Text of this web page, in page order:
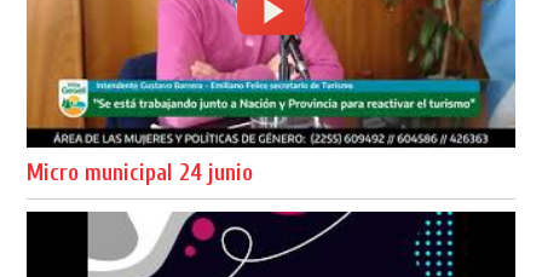
Micro municipal 24 junio